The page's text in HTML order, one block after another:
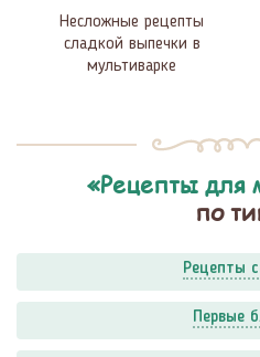
Несложные рецепты
сладкой выпечки в
мультиварке
«Рецепты для
по
Рецепты
Первые